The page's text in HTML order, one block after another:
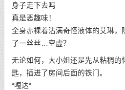
身子走下去吗
真是恶趣味！
全身赤裸着沾满奇怪液体的艾琳，
了一丝丝…空虚？
无论如何，大小姐还是先从粘稠的
匙，插进了房间后面的铁门。
“嘎达“